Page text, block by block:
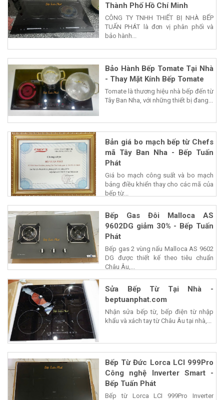
Thành Phố Hồ Chí Minh
CÔNG TY TNHH THIẾT BỊ NHÀ BẾP
TUẤN PHÁT là đơn vị phân phối và
bảo hành...
Bảo Hành Bếp Tomate Tại Nhà
- Thay Mặt Kính Bếp Tomate
Tomate là thương hiệu nhà bếp đến từ
Tây Ban Nha, với những thiết bị đang...
Bản giá bo mạch bếp từ Chefs
mã Tây Ban Nha - Bếp Tuấn
Phát
Giá bo mạch công suất và bo mạch
bảng điều khiển thay cho các mã của
bếp từ...
Bếp Gas Đôi Malloca AS
9602DG giảm 30% - Bếp Tuấn
Phát
Bếp gas 2 vùng nấu Malloca AS 9602
DG được thiết kế theo tiêu chuẩn
Châu Âu,...
Sửa Bếp Từ Tại Nhà -
beptuanphat.com
Nhận sửa bếp từ, bếp điện từ nhập
khẩu và xách tay từ Châu Âu tại nhà,...
Bếp Từ Đức Lorca LCI 999Pro
Công nghệ Inverter Smart -
Bếp Tuấn Phát
Bếp từ Lorca LCI 999Pro Inverter